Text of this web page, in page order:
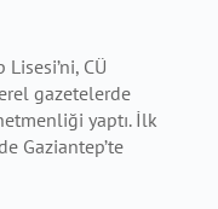
CÜ
gazetelerde
yaptı. İlk
Gaziantep’te